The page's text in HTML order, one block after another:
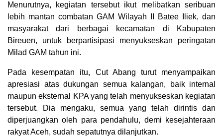
Menurutnya, kegiatan tersebut ikut melibatkan seribuan
lebih mantan combatan GAM Wilayah II Batee Iliek, dan
masyarakat dari berbagai kecamatan di Kabupaten
Bireuen, untuk berpartisipasi menyukseskan peringatan
Milad GAM tahun ini.
Pada kesempatan itu, Cut Abang turut menyampaikan
apresiasi atas dukungan semua kalangan, baik internal
maupun eksternal KPA yang telah menyukseskan kegiatan
tersebut. Dia mengaku, semua yang telah dirintis dan
diperjuangkan oleh para pendahulu, demi kesejahteraan
rakyat Aceh, sudah sepatutnya dilanjutkan.